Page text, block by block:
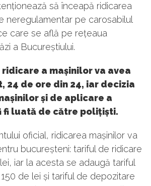
să înceapă ridicarea
neregulamentar pe carosabilul
care se află pe rețeaua
a Bucureștiului.
a mașinilor va avea
24 de ore din 24, iar decizia
și de aplicare a
fi luată de către polițiști.
oficial, ridicarea mașinilor va
bucureșteni: tariful de ridicare
iar la acesta se adaugă tariful
de lei și tariful de depozitare